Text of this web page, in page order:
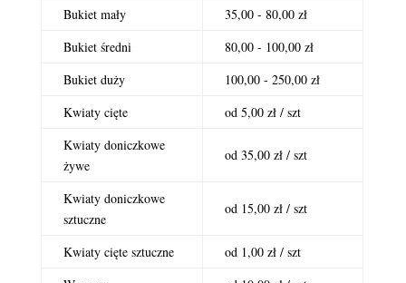
Bukiet mały
35,00 - 80,00 zł
Bukiet średni
80,00 - 100,00 zł
Bukiet duży
100,00 - 250,00 zł
Kwiaty cięte
od 5,00 zł / szt
Kwiaty doniczkowe
żywe
od 35,00 zł / szt
Kwiaty doniczkowe
sztuczne
od 15,00 zł / szt
Kwiaty cięte sztuczne
od 1,00 zł / szt